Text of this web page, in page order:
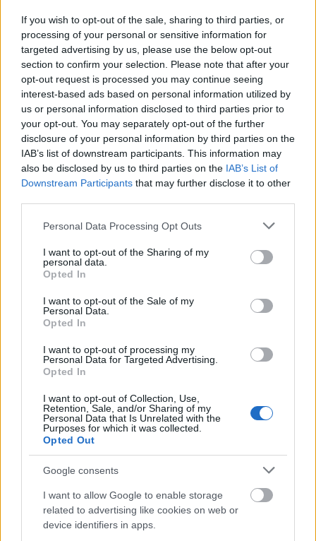
If you wish to opt-out of the sale, sharing to third parties, or
processing of your personal or sensitive information for
targeted advertising by us, please use the below opt-out
section to confirm your selection. Please note that after your
opt-out request is processed you may continue seeing
interest-based ads based on personal information utilized by
us or personal information disclosed to third parties prior to
your opt-out. You may separately opt-out of the further
disclosure of your personal information by third parties on the
IAB’s list of downstream participants. This information may
also be disclosed by us to third parties on the IAB’s List of
Downstream Participants that may further disclose it to other
Please note that this website/app uses one or more Google
not limited to your visit or usage behaviour. You may click to
grant or deny consent to Google and its third-party tags to
use your data for below specified purposes in below Google
consent section.
Personal Data Processing Opt Outs
I want to opt-out of the Sharing of my
personal data.
Opted In
I want to opt-out of the Sale of my
Personal Data.
Opted In
I want to opt-out of processing my
Personal Data for Targeted Advertising.
Opted In
I want to opt-out of Collection, Use,
Retention, Sale, and/or Sharing of my
Personal Data that Is Unrelated with the
Purposes for which it was collected.
Opted Out
Google consents
I want to allow Google to enable storage
related to advertising like cookies on web or
device identifiers in apps.
Xiaomi Mi Mix 2